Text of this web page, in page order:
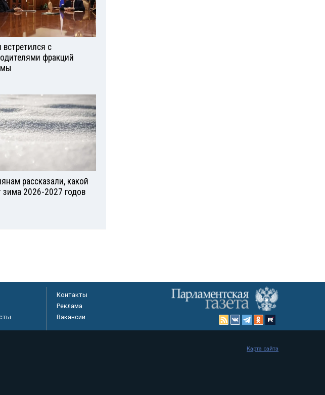
встретился с
фракций
рассказали, какой
зима 2026-2027 годов
Контакты
Реклама
Вакансии
Карта сайта